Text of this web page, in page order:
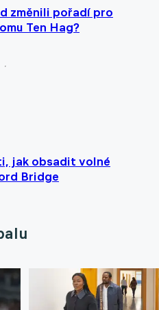
změnili pořadí pro
Ten Hag?
jak obsadit volné
Bridge